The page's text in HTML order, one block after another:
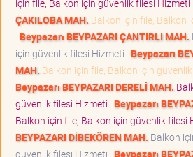
için file, Balkon için güvenlik filesi Hizmeti
ÇAKILOBA MAH. Balkon için file, Balkon
Beypazarı BEYPAZARI ÇANTIRLI MAH.
için güvenlik filesi Hizmeti Beypazarı
MAH. Balkon için file, Balkon için
Beypazarı BEYPAZARI DERELİ MAH.
güvenlik filesi Hizmeti Beypazarı
Balkon için file, Balkon için güvenlik filesi
BEYPAZARI DİBEKÖREN MAH. Balkon
güvenlik filesi Hizmeti Beypazarı